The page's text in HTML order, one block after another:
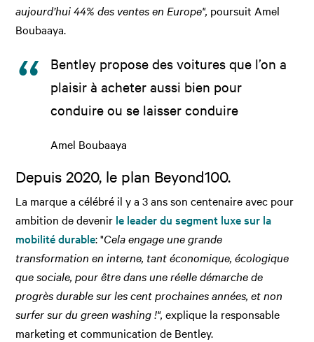
aujourd’hui 44% des ventes en Europe", poursuit Amel
Boubaaya.
Bentley propose des voitures que l’on a
plaisir à acheter aussi bien pour
conduire ou se laisser conduire
Amel Boubaaya
Depuis 2020, le plan Beyond100.
La marque a célébré il y a 3 ans son centenaire avec pour
ambition de devenir le leader du segment luxe sur la
mobilité durable: "Cela engage une grande
transformation en interne, tant économique, écologique
que sociale, pour être dans une réelle démarche de
progrès durable sur les cent prochaines années, et non
surfer sur du green washing !", explique la responsable
marketing et communication de Bentley.